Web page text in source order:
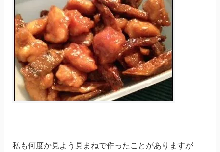
私も何度か見よう見まねで作ったことがありますが